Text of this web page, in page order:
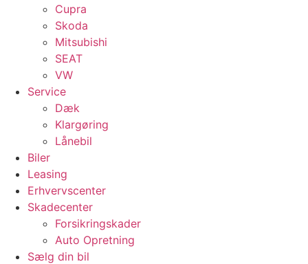
Cupra
Skoda
Mitsubishi
SEAT
VW
Service
Dæk
Klargøring
Lånebil
Biler
Leasing
Erhvervscenter
Skadecenter
Forsikringskader
Auto Opretning
Sælg din bil